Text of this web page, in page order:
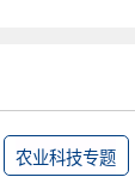
农业科技专题